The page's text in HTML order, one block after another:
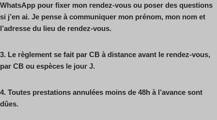
WhatsApp pour fixer mon rendez-vous ou poser des questions
si j’en ai. Je pense à communiquer mon prénom, mon nom et
l’adresse du lieu de rendez-vous.
3. Le règlement se fait par CB à distance avant le rendez-vous,
par CB ou espèces le jour J.
4. Toutes prestations annulées moins de 48h à l’avance sont
dûes.